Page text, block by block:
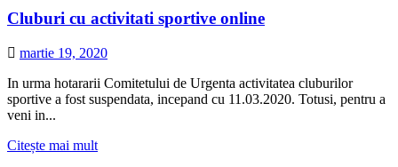
starii
alerta
Cluburi cu activitati sportive online
martie 19, 2020
In urma hotararii Comitetului de Urgenta activitatea cluburilor
sportive a fost suspendata, incepand cu 11.03.2020. Totusi, pentru a
veni in...
Citește mai multCitește